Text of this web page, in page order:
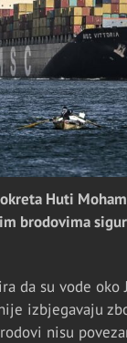
Huti
brodovima
da su vode oko
izbjegavaju
nisu